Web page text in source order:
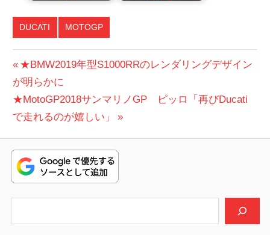
DUCATI MOTOGP
投
稿
ナ
ビ
ゲ
ー
前
の
投
稿:
★BMW2019年型S1000RRのレンダリングデザイン
が明らかに
次
の
稿:
★MotoGP2018サンマリノGP ピッロ「再びDucati
で走れるのが嬉しい」